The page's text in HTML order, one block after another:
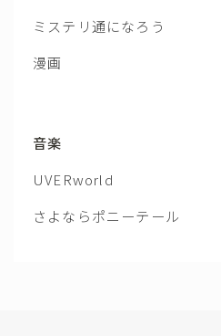
ミステリ通になろう
漫画
音楽
UVERworld
さよならポニーテール